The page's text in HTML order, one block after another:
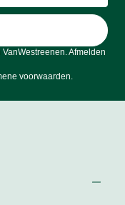
Afmelden
voorwaarden.